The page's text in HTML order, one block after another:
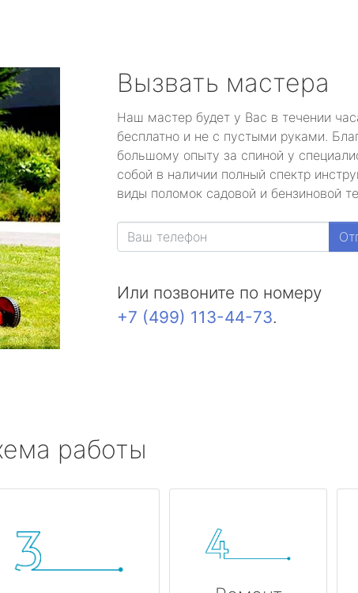
Вызвать мастера
Наш мастер будет у Вас в течении
бесплатно и не с пустыми руками.
большому опыту за спиной у
собой в наличии полный спектр
виды поломок садовой и бензиновой
Или позвоните по номеру
+7 (499) 113-44-73.
работы